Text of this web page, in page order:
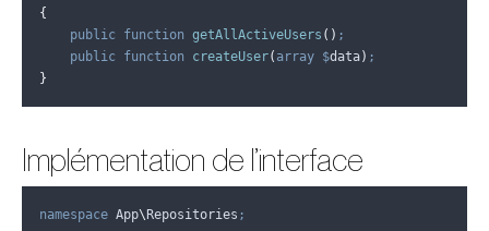
{
public function getAllActiveUsers () ;
public function createUser( array $data) ;
}
Implémentation de l’interface
namespace App\ Repositories ;